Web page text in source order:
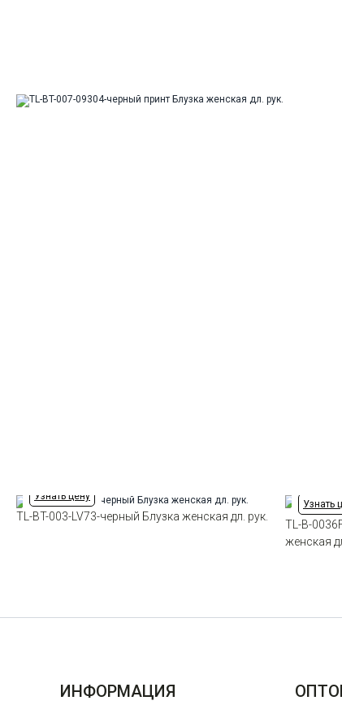
Узнать цену
TL-BT-003-LV73-черный Блузка женская дл. рук.
Узнать
TL-B-
женская
ИНФОРМАЦИЯ